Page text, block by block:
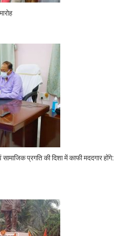
प्रगति की दिशा में काफी मददगार होंगे: